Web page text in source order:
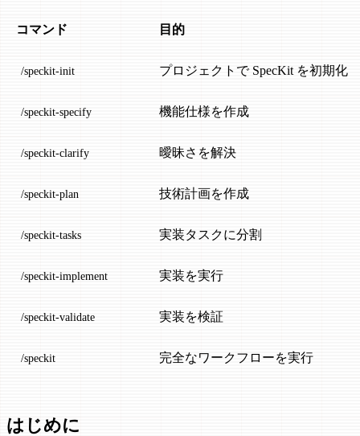
コマンド 目的
/speckit-init プロジェクトで SpecKit を初期化
/speckit-specify 機能仕様を作成
/speckit-clarify 曖昧さを解決
/speckit-plan 技術計画を作成
/speckit-tasks 実装タスクに分割
/speckit-implement 実装を実行
/speckit-validate 実装を検証
/speckit 完全なワークフローを実行
はじめに